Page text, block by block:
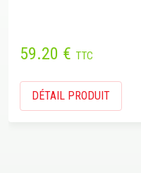
59.20 €TTC
DÉTAIL PRODUIT